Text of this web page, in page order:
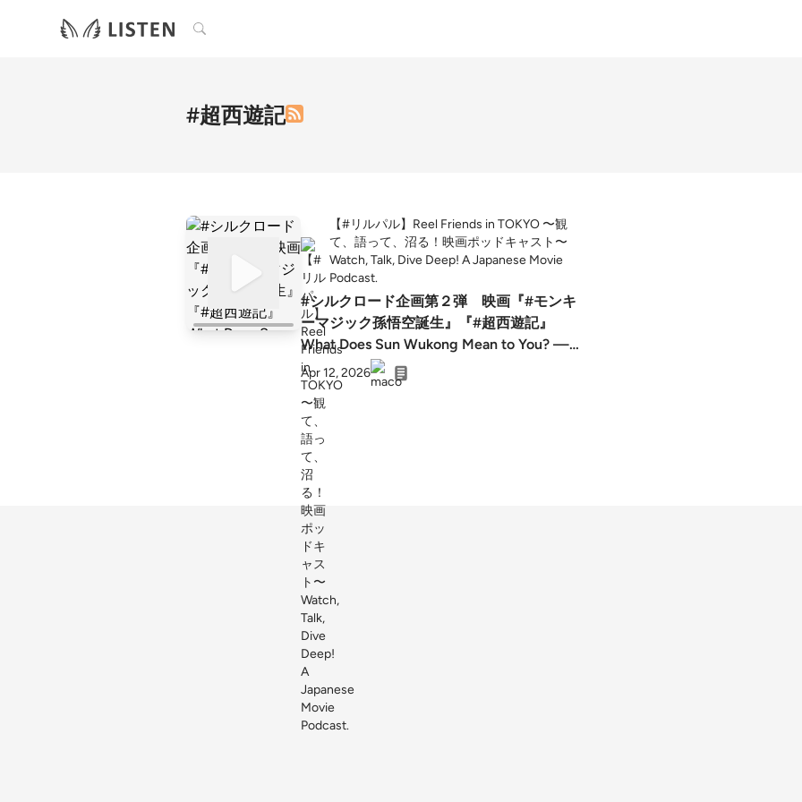
検索
#超西遊記
【#リルパル】Reel Friends in TOKYO 〜観
て、語って、沼る！映画ポッドキャスト〜
Watch, Talk, Dive Deep! A Japanese Movie
Podcast.
#シルクロード企画第２弾 映画『#モンキ
ーマジック孫悟空誕生』『#超西遊記』
What Does Sun Wukong Mean to You? —
The Monkey King and the Mirrors We Hold
Up
Apr 12, 2026